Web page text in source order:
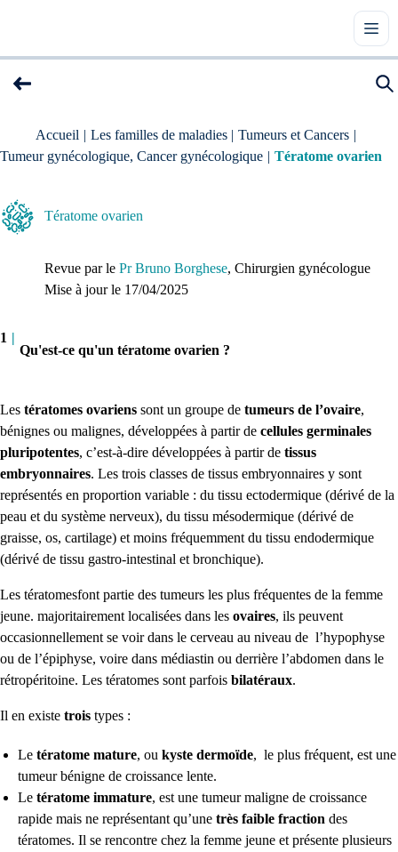
Accueil | Les familles de maladies | Tumeurs et Cancers |
Tumeur gynécologique, Cancer gynécologique | Tératome ovarien
Tératome ovarien
Revue par le Pr Bruno Borghese, Chirurgien gynécologue
Mise à jour le 17/04/2025
1 |
Qu'est-ce qu'un tératome ovarien ?
Les tératomes ovariens sont un groupe de tumeurs de l’ovaire,
bénignes ou malignes, développées à partir de cellules germinales
pluripotentes, c’est-à-dire développées à partir de tissus
embryonnaires. Les trois classes de tissus embryonnaires y sont
représentés en proportion variable : du tissu ectodermique (dérivé de la
peau et du système nerveux), du tissu mésodermique (dérivé de
graisse, os, cartilage) et moins fréquemment du tissu endodermique
(dérivé de tissu gastro-intestinal et bronchique).
Les tératomesfont partie des tumeurs les plus fréquentes de la femme
jeune. majoritairement localisées dans les ovaires, ils peuvent
occasionnellement se voir dans le cerveau au niveau de l’hypophyse
ou de l’épiphyse, voire dans médiastin ou derrière l’abdomen dans le
rétropéritoine. Les tératomes sont parfois bilatéraux.
Il en existe trois types :
Le tératome mature, ou kyste dermoïde, le plus fréquent, est une
tumeur bénigne de croissance lente.
Le tératome immature, est une tumeur maligne de croissance
rapide mais ne représentant qu’une très faible fraction des
tératomes. Il se rencontre chez la femme jeune et présente plusieurs